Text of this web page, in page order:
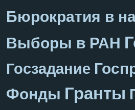
Бюрократия в
Выборы в РАН
Госзадание
Фонды Гранты